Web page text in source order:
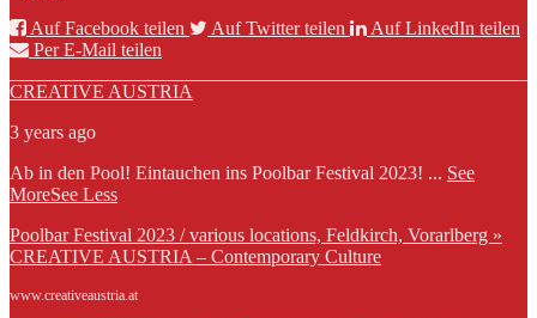
Auf Facebook teilen
Auf Twitter teilen
Auf LinkedIn teilen
Per E-Mail teilen
CREATIVE AUSTRIA
3 years ago
Ab in den Pool! Eintauchen ins Poolbar Festival 2023! ... See
MoreSee Less
Poolbar Festival 2023 / various locations, Feldkirch, Vorarlberg »
CREATIVE AUSTRIA – Contemporary Culture
www.creativeaustria.at